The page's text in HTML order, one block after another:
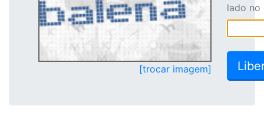
[trocar imagem]
lado no